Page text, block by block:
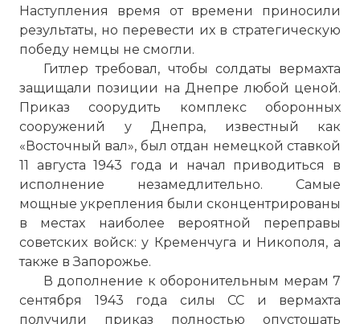
Наступления время от времени приносили
результаты, но перевести их в стратегическую
победу немцы не смогли.
Гитлер требовал, чтобы солдаты вермахта
защищали позиции на Днепре любой ценой.
Приказ соорудить комплекс оборонных
сооружений у Днепра, известный как
«Восточный вал», был отдан немецкой ставкой
11 августа 1943 года и начал приводиться в
исполнение незамедлительно. Самые
мощные укрепления были сконцентрированы
в местах наиболее вероятной переправы
советских войск: у Кременчуга и Никополя, а
также в Запорожье.
В дополнение к оборонительным мерам 7
сентября 1943 года силы СС и вермахта
получили приказ полностью опустошать